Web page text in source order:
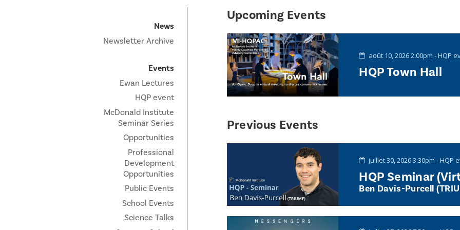
News
Newsletter Archive
Events
Ewan Lectures
HQP event
McDonald Institute
Seminar Series
Opportunities
Professional
Development
Opportunities
Public Events
School Events
Science Talks
Upcoming Events
août 10, 2026 2:00pm - HQP
HQP Town Hall
Previous Events
juillet 30, 2026 3:30pm - HQP
HQP Seminar
Ben Davis-Purcell